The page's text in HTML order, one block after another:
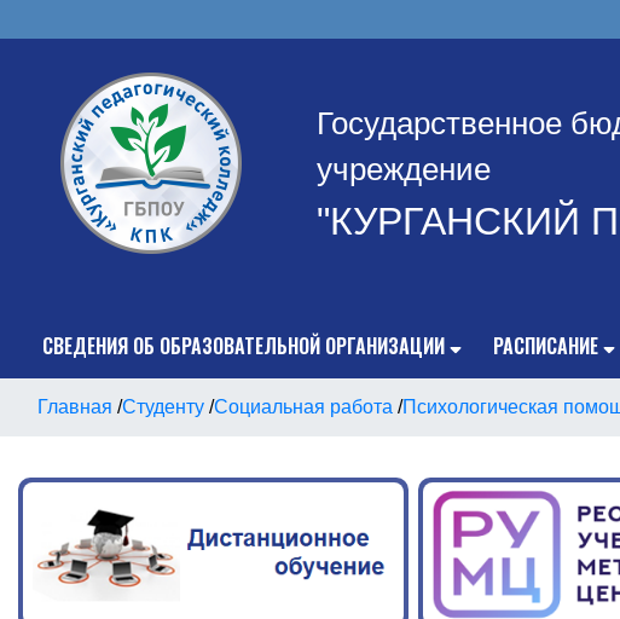
Государственное
учреждение
"КУРГАНСКИЙ
СВЕДЕНИЯ ОБ ОБРАЗОВАТЕЛЬНОЙ ОРГАНИЗАЦИИ РАСПИСАНИЕ
Главная /Студенту /Социальная работа /Психологическая